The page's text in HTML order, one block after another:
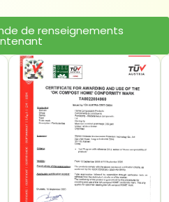
de renseignements